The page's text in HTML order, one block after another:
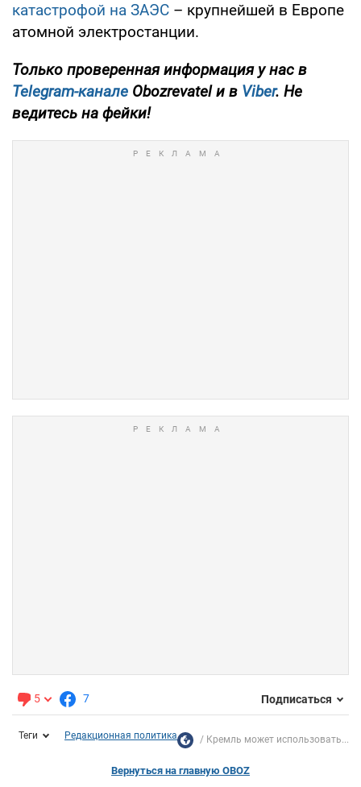
катастрофой на ЗАЭС – крупнейшей в Европе
атомной электростанции.
Только проверенная информация у нас в
Telegram-канале Obozrevatel и в Viber. Не
ведитесь на фейки!
5 7 Подписаться
Теги Редакционная политика Кремль может использовать...
Вернуться на главную OBOZ